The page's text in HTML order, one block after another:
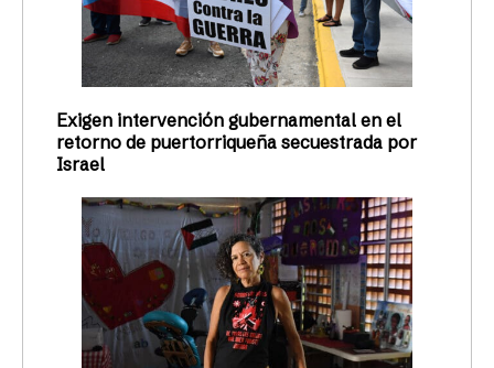
Exigen intervención gubernamental en el
retorno de puertorriqueña secuestrada por
Israel